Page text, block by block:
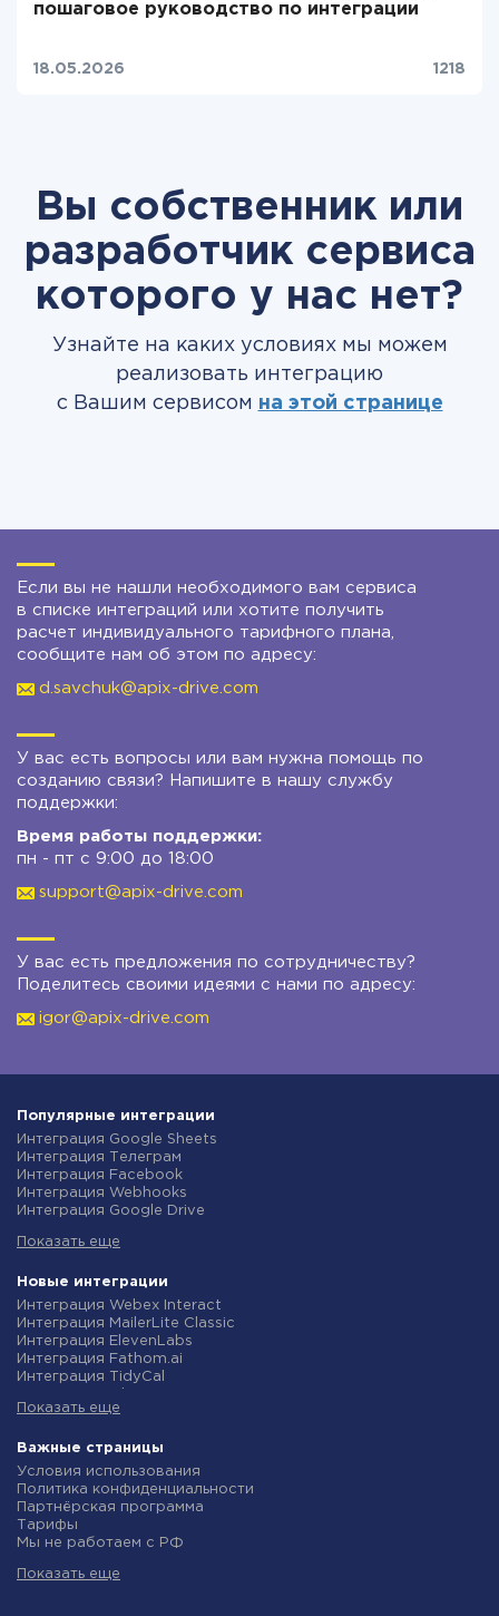
пошаговое руководство по интеграции
18.05.2026 1218
Вы собственник или
разработчик сервиса
которого у нас нет?
Узнайте на каких условиях мы можем
реализовать интеграцию
с Вашим сервисом на этой странице
Если вы не нашли необходимого вам сервиса
в списке интеграций или хотите получить
расчет индивидуального тарифного плана,
сообщите нам об этом по адресу:
d.savchuk@apix-drive.com
У вас есть вопросы или вам нужна помощь по
созданию связи? Напишите в нашу службу
поддержки:
Время работы поддержки:
пн - пт с 9:00 до 18:00
support@apix-drive.com
У вас есть предложения по сотрудничеству?
Поделитесь своими идеями с нами по адресу:
igor@apix-drive.com
Популярные интеграции
Интеграция Google Sheets
Интеграция Телеграм
Интеграция Facebook
Интеграция Webhooks
Интеграция Google Drive
Интеграция Gmail
Интеграция Новая Почта
Интеграция Binotel
Интеграция OpenAI (ChatGPT)
Интеграция Prom
Интеграция Приват24
Интеграция OLX
Интеграция TurboSMS
Интеграция SendPulse
Интеграция Stream Telecom
Интеграция Google Analytics
Интеграция Creatio
Интеграция Ringostat
Интеграция Google Calendar
Интеграция Airtable
Интеграция RO App
Показать еще
Новые интеграции
Интеграция Webex Interact
Интеграция MailerLite Classic
Интеграция ElevenLabs
Интеграция Fathom.ai
Интеграция TidyCal
Интеграция Gist
Интеграция Straico
Интеграция Rows
Интеграция Firecrawl
Интеграция Binotel SmartCRM
Интеграция Perplexity AI
Интеграция Formbricks
Интеграция Getsitecontrol
Показать еще
Важные страницы
Условия использования
Политика конфиденциальности
Партнёрская программа
Тарифы
Мы не работаем с РФ
Индивидуальная разработка
Показать еще